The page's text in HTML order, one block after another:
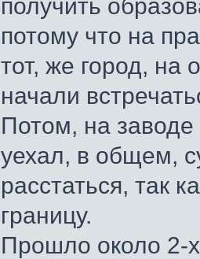
получить
потому что на
тот, же город, на
начали
Потом, на
уехал, в общем,
расстаться, так
границу.
Прошло около 2-